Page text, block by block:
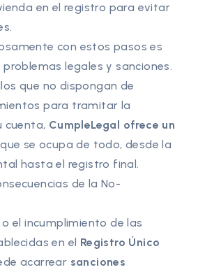
en el registro para evitar
con estos pasos es
legales y sanciones.
que no dispongan de
para tramitar la
cuenta, CumpleLegal ofrece un
que se ocupa de todo, desde la
hasta el registro final.
de la No-
el incumplimiento de las
en el Registro Único
acarrear sanciones